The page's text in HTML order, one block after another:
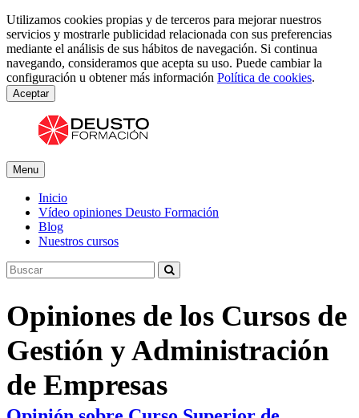
Utilizamos cookies propias y de terceros para mejorar nuestros
servicios y mostrarle publicidad relacionada con sus preferencias
mediante el análisis de sus hábitos de navegación. Si continua
navegando, consideramos que acepta su uso. Puede cambiar la
configuración u obtener más información Política de cookies.
Aceptar
Menu
Inicio
Vídeo opiniones Deusto Formación
Blog
Nuestros cursos
Opiniones de los Cursos de
Gestión y Administración
de Empresas